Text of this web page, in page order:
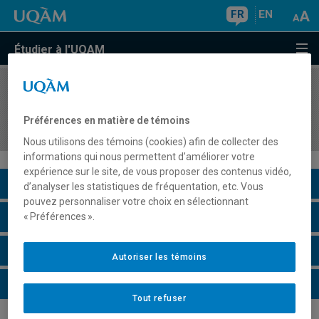
FR EN
Étudier à l'UQAM
COURS//
comparées
Description du cours
Horaire - Été 2026
Horaire - Automne 2026
Horaire - Hiver 2027
Préférences en matière de témoins
Nous utilisons des témoins (cookies) afin de collecter des
informations qui nous permettent d’améliorer votre
expérience sur le site, de vous proposer des contenus vidéo,
d’analyser les statistiques de fréquentation, etc. Vous
pouvez personnaliser votre choix en sélectionnant
« Préférences ».
Tout refuser
Autoriser les témoins